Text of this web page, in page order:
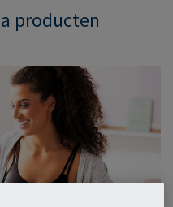
producten